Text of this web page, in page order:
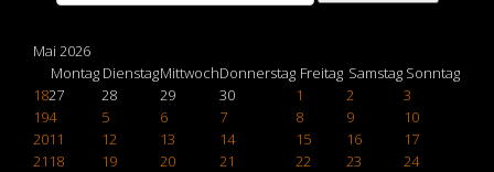
Mai 2026
Montag DienstagMittwochDonnerstag Freitag Samstag Sonntag
1827 28 29 30 1 2
3
194 5 6 7 8 9
10
2011 12 13 14 15 16
17
21 18 19 20 21 22 23
24